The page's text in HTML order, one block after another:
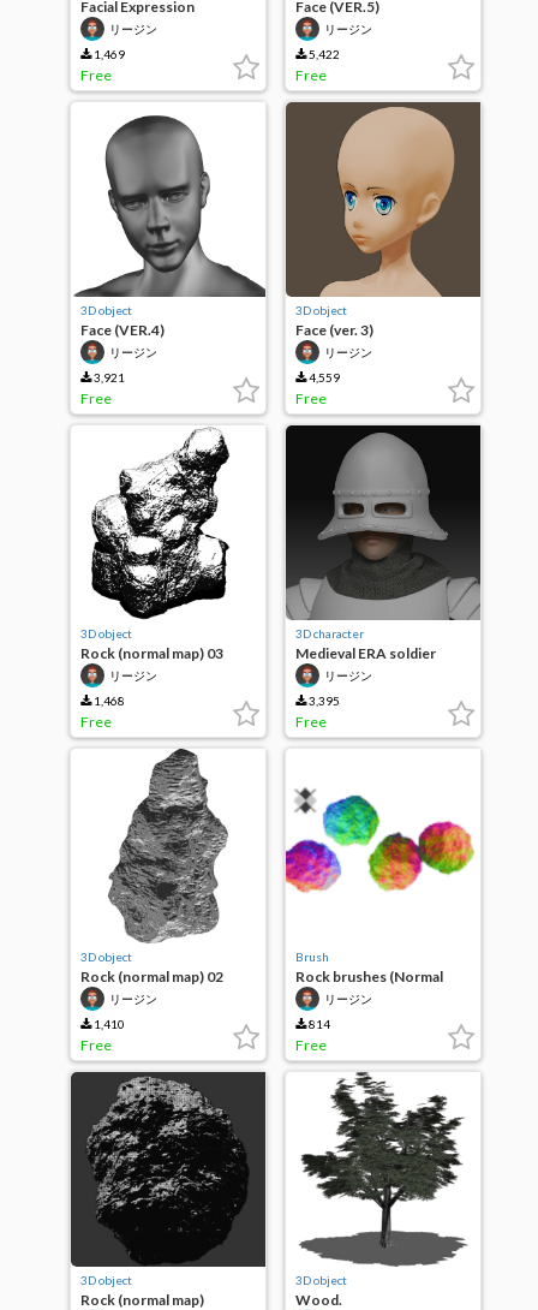
Facial Expression
deformable head
リージン
1,469
Free
Face (VER.5)
リージン
5,422
Free
3D object
Face (VER.4)
リージン
3,921
Free
3D object
Face (ver. 3)
リージン
4,559
Free
3D object
Rock (normal map) 03
リージン
1,468
Free
3D character
Medieval ERA soldier
リージン
3,395
Free
3D object
Rock (normal map) 02
リージン
1,410
Free
Brush
Rock brushes (Normal
map)リージン
814
Free
3D object
Rock (normal map)
3D object
Wood.